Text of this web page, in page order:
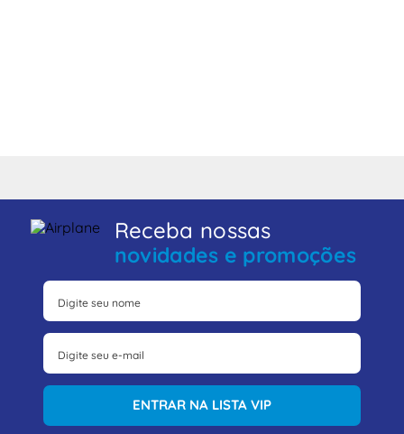
Receba nossas
novidades e promoções
ENTRAR NA LISTA VIP